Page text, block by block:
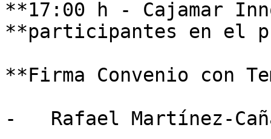
**17:00 h - Cajamar
**participantes en el
**Firma Convenio con
-   Rafael Martínez-